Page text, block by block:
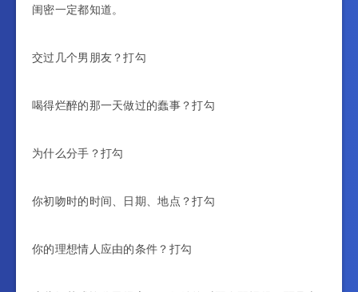
闺密一定都知道。
交过几个男朋友？打勾
喝得烂醉的那一天做过的蠢事？打勾
为什么分手？打勾
你初吻时的时间、日期、地点？打勾
你的理想情人应由的条件？打勾